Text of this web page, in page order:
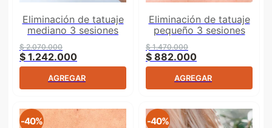
Eliminación de tatuaje
mediano 3 sesiones
$ 2.070.000
$ 1.242.000
AGREGAR
Eliminación de tatuaje
pequeño 3 sesiones
$ 1.470.000
$ 882.000
AGREGAR
-40% -40%